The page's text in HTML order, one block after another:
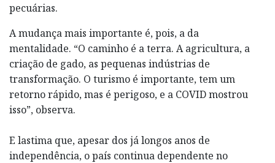
pecuárias.
A mudança mais importante é, pois, a da
mentalidade. “O caminho é a terra. A agricultura, a
criação de gado, as pequenas indústrias de
transformação. O turismo é importante, tem um
retorno rápido, mas é perigoso, e a COVID mostrou
isso”, observa.
E lastima que, apesar dos já longos anos de
independência, o país continua dependente no